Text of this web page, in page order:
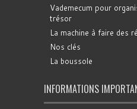
Vademecum pour
trésor
La machine à faire des
Nos clés
La boussole
INFORMATIONS